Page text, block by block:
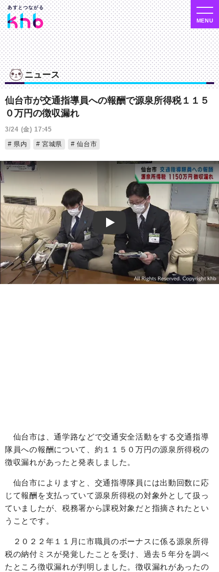
ニュース
仙台市が交通指導員への報酬で源泉所得税１１５
０万円の徴収漏れ
3/24 (金) 17:45
県内
宮城県 仙台市
Play
仙台市は、通学路などで交通安全活動をする交通指導
隊員への報酬について、約１１５０万円の源泉所得税の
徴収漏れがあったと発表しました。
仙台市によりますと、交通指導隊員には出動回数に応
じて報酬を支払っていて源泉所得税の対象外として扱っ
ていましたが、税務署から課税対象だと指摘されたとい
うことです。
２０２２年１１月に市職員のボーナスに係る源泉所得
税の納付ミスが発覚したことを受け、過去５年分を調べ
たところ徴収漏れが判明しました。徴収漏れがあったの